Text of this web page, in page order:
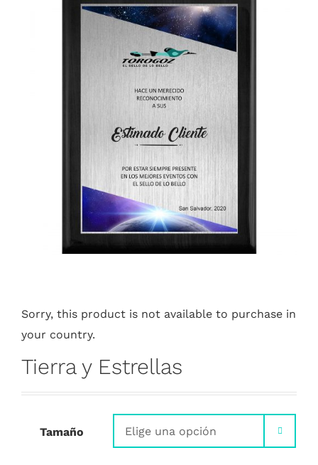
Sorry, this product is not available to purchase in
your country.
Tierra y Estrellas
Tamaño 